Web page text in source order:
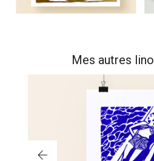
Mes autres